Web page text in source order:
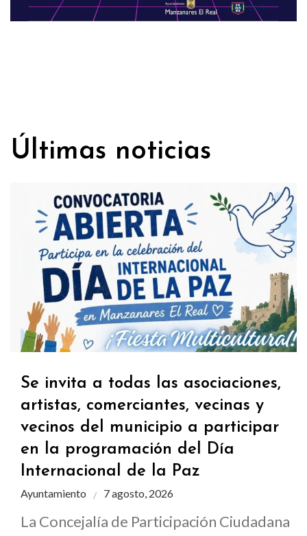
Últimas noticias
Se invita a todas las asociaciones,
artistas, comerciantes, vecinas y
vecinos del municipio a participar
en la programación del Día
Internacional de la Paz
Ayuntamiento 7 agosto, 2026
La Concejalía de Participación Ciudadana